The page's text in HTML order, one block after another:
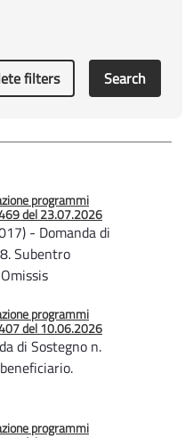
filters Search
programmi
del 23.07.2026
- Domanda di
Subentro
programmi
del 10.06.2026
di Sostegno n.
programmi